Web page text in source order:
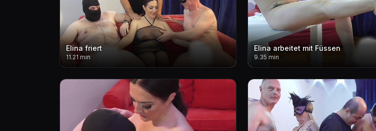
Elina friert
11.21 min
Elina arbeitet mit Füssen
9.35 min